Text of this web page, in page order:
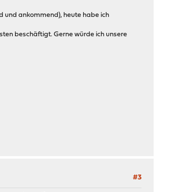
und ankommend), heute habe ich
beschäftigt. Gerne würde ich unsere
#3